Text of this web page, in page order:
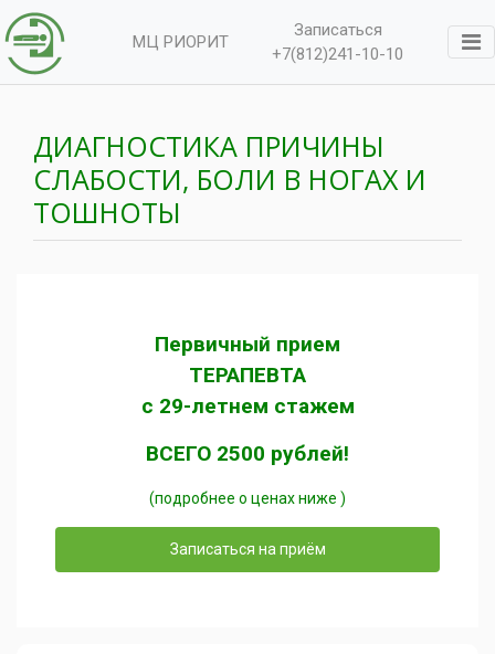
МЦ РИОРИТ
Записаться
+7(812)241-10-10
ДИАГНОСТИКА ПРИЧИНЫ
СЛАБОСТИ, БОЛИ В НОГАХ И
ТОШНОТЫ
Первичный прием
ТЕРАПЕВТА
с 29-летнем стажем
ВСЕГО 2500 рублей!
(подробнее о ценах ниже )
Записаться на приём